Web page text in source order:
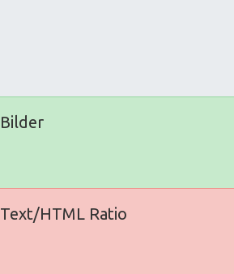
Bilder
Text/HTML Ratio